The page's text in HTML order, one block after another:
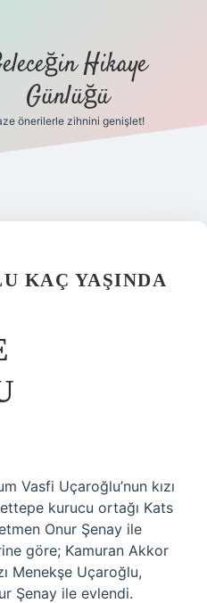
Hikaye
Günlüğü
önerilerle zihnini genişlet!
KAÇ YAŞINDA
Vasfi Uçaroğlu’nun kızı
kurucu ortağı Kats
Onur Şenay ile
göre; Kamuran Akkor
Menekşe Uçaroğlu,
Şenay ile evlendi.